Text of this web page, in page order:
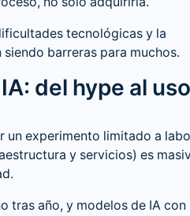
tecnológicas y la
barreras para muchos.
del hype al
un experimento limitado a
y servicios) es
tras año, y modelos de IA con